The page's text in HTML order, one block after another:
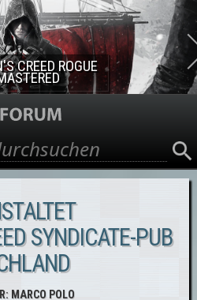
Inhalt
CREED ROGUE
SYNDICATE-PUB
MARCO POLO